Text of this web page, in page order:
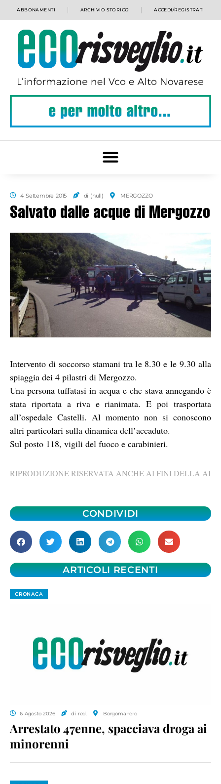
ABBONAMENTI ARCHIVIO STORICO ACCEDI/REGISTRATI
4 Settembre 2015 di (null) MERGOZZO
Salvato dalle acque di Mergozzo
Intervento di soccorso stamani tra le 8.30 e le 9.30 alla
spiaggia dei 4 pilastri di Mergozzo.
Una persona tuffatasi in acqua e che stava annegando è
stata riportata a riva e rianimata. E poi trasportata
all’ospedale Castelli. Al momento non si conoscono
altri particolari sulla dinamica dell’accaduto.
Sul posto 118, vigili del fuoco e carabinieri.
RIPRODUZIONE RISERVATA ANCHE AI FINI DELLA AI
CONDIVIDI
ARTICOLI RECENTI
CRONACA
6 Agosto 2026 di red. Borgomanero
Arrestato 47enne, spacciava droga ai
minorenni